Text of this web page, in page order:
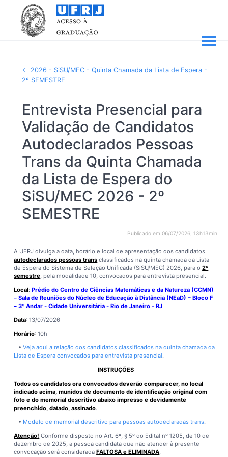
2026 - SiSU/MEC - Quinta Chamada da Lista de Espera -
2º SEMESTRE
Entrevista Presencial para
Validação de Candidatos
Autodeclarados Pessoas
Trans da Quinta Chamada
da Lista de Espera do
SiSU/MEC 2026 - 2º
SEMESTRE
Publicado em 06/07/2026, 13h13min
A UFRJ divulga a data, horário e local de apresentação dos candidatos
autodeclarados pessoas trans classificados na quinta chamada da Lista
de Espera do Sistema de Seleção Unificada (SiSU/MEC) 2026, para o2º
semestre , pela modalidade 10, convocados para entrevista presencial.
Local:Prédio do Centro de Ciências Matemáticas e da Natureza (CCMN)
– Sala de Reuniões do Núcleo de Educação à Distância (NEaD) – Bloco F
– 3º Andar - Cidade Universitária - Rio de Janeiro - RJ.
Data: 13/07/2026
Horário: 10h
•Veja aqui a relação dos candidatos classificados na quinta chamada da
Lista de Espera convocados para entrevista presencial.
INSTRUÇÕES
Todos os candidatos ora convocados deverão comparecer, no local
indicado acima, munidos de documento de identificação original com
foto e do memorial descritivo abaixo impresso e devidamente
preenchido, datado, assinado.
• Modelo de memorial descritivo para pessoas autodeclaradas trans.
Atenção! Conforme disposto no Art. 6º, § 5º do Edital nº 1205, de 10 de
dezembro de 2025, a pessoa candidata que não atender à presente
convocação será consideradaFALTOSA e ELIMINADA.